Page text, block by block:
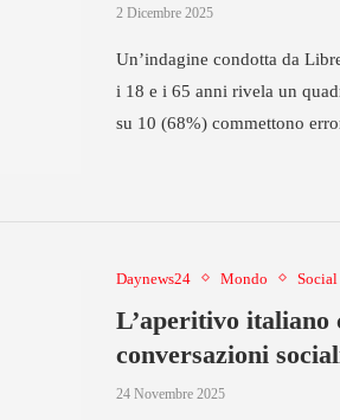
2 Dicembre 2025
Un’indagine condotta da
i 18 e i 65 anni rivela un
su 10 (68%) commettono
Daynews24 Mondo Social
L’aperitivo italiano
conversazioni
24 Novembre 2025